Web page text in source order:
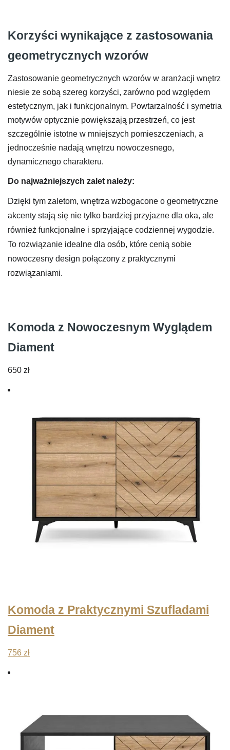
Korzyści wynikające z zastosowania
geometrycznych wzorów
Zastosowanie geometrycznych wzorów w aranżacji wnętrz
niesie ze sobą szereg korzyści, zarówno pod względem
estetycznym, jak i funkcjonalnym. Powtarzalność i symetria
motywów optycznie powiększają przestrzeń, co jest
szczególnie istotne w mniejszych pomieszczeniach, a
jednocześnie nadają wnętrzu nowoczesnego,
dynamicznego charakteru.
Do najważniejszych zalet należy:
Dzięki tym zaletom, wnętrza wzbogacone o geometryczne
akcenty stają się nie tylko bardziej przyjazne dla oka, ale
również funkcjonalne i sprzyjające codziennej wygodzie.
To rozwiązanie idealne dla osób, które cenią sobie
nowoczesny design połączony z praktycznymi
rozwiązaniami.
Komoda z Nowoczesnym Wyglądem
Diament
650 zł
Komoda z Praktycznymi Szufladami
Diament
756 zł